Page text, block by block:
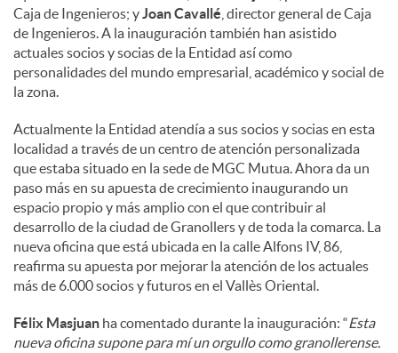
Caja de Ingenieros; yJoan Cavallé , director general de Caja
de Ingenieros. A la inauguración también han asistido
actuales socios y socias de la Entidad así como
personalidades del mundo empresarial, académico y social de
la zona.
Actualmente la Entidad atendía a sus socios y socias en esta
localidad a través de un centro de atención personalizada
que estaba situado en la sede de MGC Mutua. Ahora da un
paso más en su apuesta de crecimiento inaugurando un
espacio propio y más amplio con el que contribuir al
desarrollo de la ciudad de Granollers y de toda la comarca. La
nueva oficina que está ubicada en la calle Alfons IV, 86,
reafirma su apuesta por mejorar la atención de los actuales
más de 6.000 socios y futuros en el Vallès Oriental.
Félix Masjuan ha comentado durante la inauguración: “Esta
nueva oficina supone para mí un orgullo como granollerense.